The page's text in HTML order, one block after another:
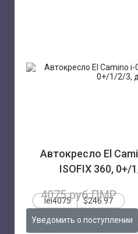
Автокресло El
ISOFIX 360, 0+/
4075 руб.ПМР
lei4075 $246.97
Уведомить о поступлении